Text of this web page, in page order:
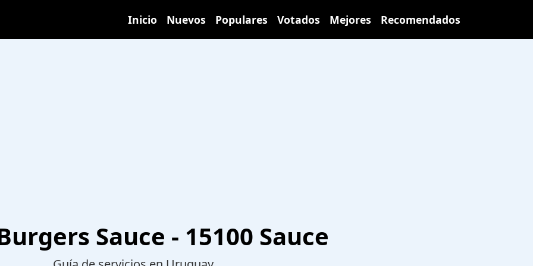
Inicio Nuevos Populares Votados Mejores Recomendados
Sauce - 15100 Sauce